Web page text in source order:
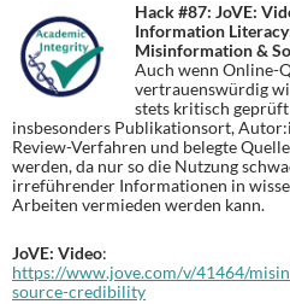
Hack #87: JoVE:
Information
Misinformation &
Auch wenn Online-
vertrauenswürdig
stets kritisch
insbesonders Publikationsort,
Review-Verfahren und belegte
werden, da nur so die Nutzung
irreführender Informationen in
Arbeiten vermieden werden kann.
JoVE: Video:
https://www.jove.com/v/41464/
source-credibility